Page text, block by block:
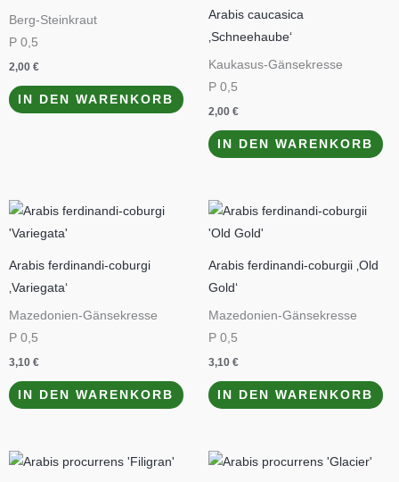
Berg-Steinkraut
P 0,5
2,00 €
IN DEN WARENKORB
Arabis caucasica
‚Schneehaube‘
Kaukasus-Gänsekresse
P 0,5
2,00 €
IN DEN WARENKORB
Arabis ferdinandi-coburgi
‚Variegata‘
Mazedonien-Gänsekresse
P 0,5
3,10 €
IN DEN WARENKORB
Arabis ferdinandi-coburgii ‚Old
Gold‘
Mazedonien-Gänsekresse
P 0,5
3,10 €
IN DEN WARENKORB